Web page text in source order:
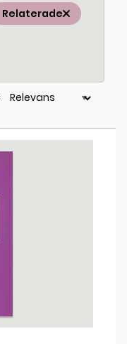
Relaterade